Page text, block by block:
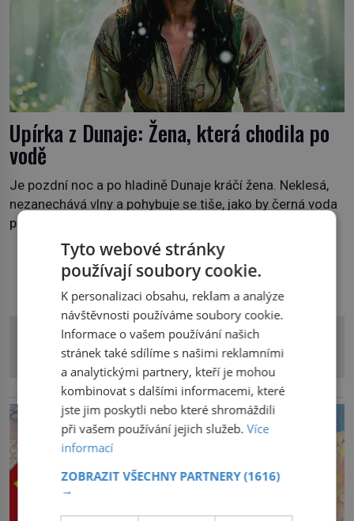
Upírka z Dunaje: Žena, která chodila po
vodě
Je pozdní noc a po hladině Dunaje kráčí žena. Neklesá,
nezanechává vlny a pohybuje se tiše, jako by černá voda
pod ní byla dlažbou. Muž, který ji z břehu pozoruje, ji
údajně poznává, jenže Ruža Vlajna má být v tu chvíli
mrtvá celé století. Vesnice Kisiljevo v severovýchodním
Srbsku má s upíry nevyřízené účty. […]
DALŠÍ ČLÁNKY Z RUBRIKY
reklama
Tyto webové stránky
používají soubory cookie.
K personalizaci obsahu, reklam a analýze
návštěvnosti používáme soubory cookie.
Informace o vašem používání našich
stránek také sdílíme s našimi reklamními
a analytickými partnery, kteří je mohou
kombinovat s dalšími informacemi, které
jste jim poskytli nebo které shromáždili
při vašem používání jejich služeb.Více
informací
ZOBRAZIT VŠECHNY PARTNERY(1616)
→